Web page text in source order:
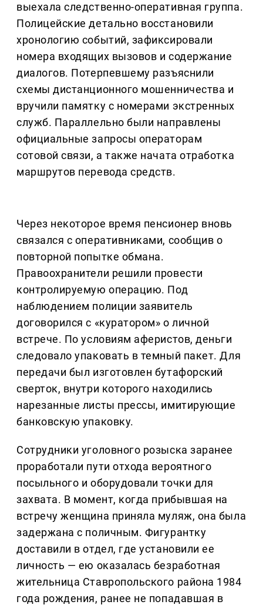
выехала следственно-оперативная группа.
Полицейские детально восстановили
хронологию событий, зафиксировали
номера входящих вызовов и содержание
диалогов. Потерпевшему разъяснили
схемы дистанционного мошенничества и
вручили памятку с номерами экстренных
служб. Параллельно были направлены
официальные запросы операторам
сотовой связи, а также начата отработка
маршрутов перевода средств.
Через некоторое время пенсионер вновь
связался с оперативниками, сообщив о
повторной попытке обмана.
Правоохранители решили провести
контролируемую операцию. Под
наблюдением полиции заявитель
договорился с «куратором» о личной
встрече. По условиям аферистов, деньги
следовало упаковать в темный пакет. Для
передачи был изготовлен бутафорский
сверток, внутри которого находились
нарезанные листы прессы, имитирующие
банковскую упаковку.
Сотрудники уголовного розыска заранее
проработали пути отхода вероятного
посыльного и оборудовали точки для
захвата. В момент, когда прибывшая на
встречу женщина приняла муляж, она была
задержана с поличным. Фигурантку
доставили в отдел, где установили ее
личность — ею оказалась безработная
жительница Ставропольского района 1984
года рождения, ранее не попадавшая в